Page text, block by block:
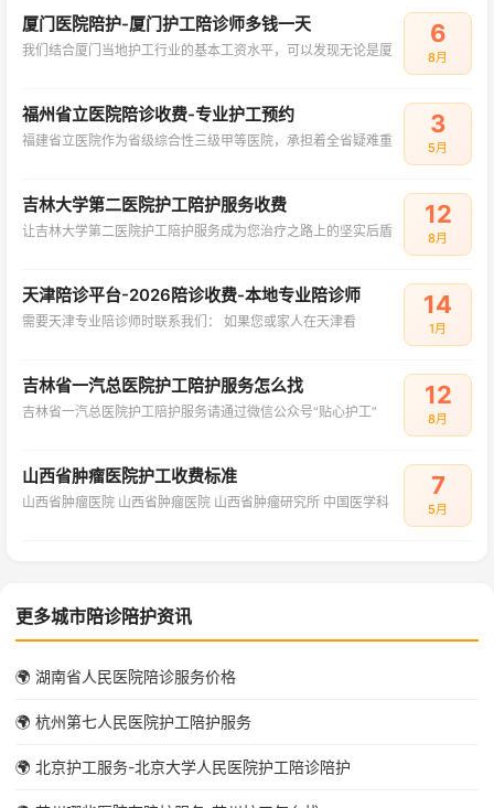
厦门医院陪护-厦门护工陪诊师多钱一天
我们结合厦门当地护工行业的基本工资水平，可以发现无论是厦
6
8月
福州省立医院陪诊收费-专业护工预约
福建省立医院作为省级综合性三级甲等医院，承担着全省疑难重
3
5月
吉林大学第二医院护工陪护服务收费
让吉林大学第二医院护工陪护服务成为您治疗之路上的坚实后盾
12
8月
天津陪诊平台-2026陪诊收费-本地专业陪诊师
需要天津专业陪诊师时联系我们： 如果您或家人在天津看
14
1月
吉林省一汽总医院护工陪护服务怎么找
吉林省一汽总医院护工陪护服务请通过微信公众号“贴心护工”
12
8月
山西省肿瘤医院护工收费标准
山西省肿瘤医院 山西省肿瘤医院 山西省肿瘤研究所 中国医学科
7
5月
更多城市陪诊陪护资讯
🌍 湖南省人民医院陪诊服务价格
🌍 杭州第七人民医院护工陪护服务
🌍 北京护工服务-北京大学人民医院护工陪诊陪护